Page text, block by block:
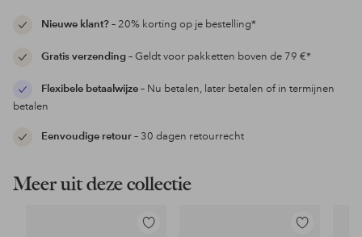
Nieuwe klant?– 20% korting op je bestelling*
Gratis verzending– Geldt voor pakketten boven de 79 €*
Flexibele betaalwijze– Nu betalen, later betalen of in termijnen
betalen
Eenvoudige retour– 30 dagen retourrecht
Meer uit deze collectie
Toevoegen
Toevoegen